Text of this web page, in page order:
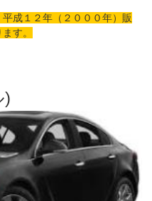
成１２年（２０００年）販
す。
)